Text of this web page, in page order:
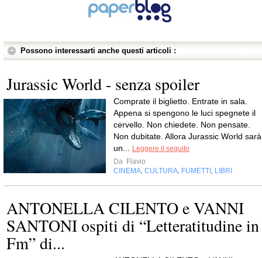
Possono interessarti anche questi articoli :
Jurassic World - senza spoiler
Comprate il biglietto. Entrate in sala.
Appena si spengono le luci spegnete il
cervello. Non chiedete. Non pensate.
Non dubitate. Allora Jurassic World sarà
un...
Leggere il seguito
Da Flavio
CINEMA CULTURA FUMETTI LIBRI
ANTONELLA CILENTO e VANNI
SANTONI ospiti di “Letteratitudine in
Fm” di...